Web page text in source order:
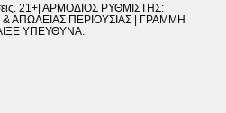
21+| ΑΡΜΟΔΙΟΣ ΡΥΘΜΙΣΤΗΣ:
ΑΠΩΛΕΙΑΣ ΠΕΡΙΟΥΣΙΑΣ | ΓΡΑΜΜΗ
ΥΠΕΥΘΥΝΑ.